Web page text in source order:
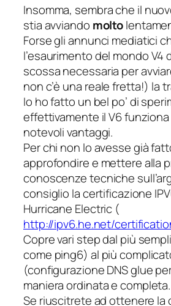
Insomma, sembra che il
stia avviando molto
Forse gli annunci mediatici
l’esaurimento del mondo V4
scossa necessaria per
non c’è una reale fretta!) la
Io ho fatto un bel po’ di
effettivamente il V6
notevoli vantaggi.
Per chi non lo avesse già
approfondire e mettere alla
conoscenze tecniche
consiglio la certificazione
Hurricane Electric (
http://ipv6.he.net/
Copre vari step dal più
come ping6) al più
(configurazione DNS glue
maniera ordinata e completa.
Se riuscitrete ad ottenere la